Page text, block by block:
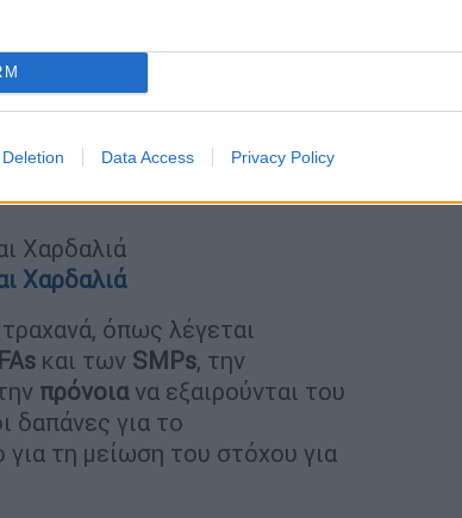
Data Access Privacy Policy
Χαρδαλιά
Χαρδαλιά
όπως λέγεται
και των SMPs, την
πρόνοια να εξαιρούνται του
δαπάνες για το
για τη μείωση του στόχου για